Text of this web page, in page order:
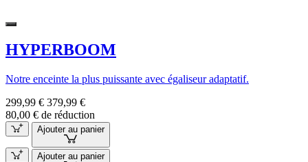
HYPERBOOM
Notre enceinte la plus puissante avec égaliseur adaptatif.
299,99 € 379,99 €
80,00 € de réduction
Ajouter au panier
Ajouter au panier